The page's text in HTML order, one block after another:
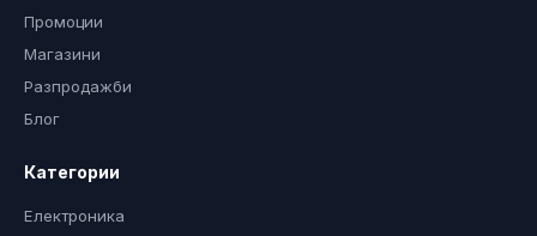
Промоции
Магазини
Разпродажби
Блог
Категории
Електроника